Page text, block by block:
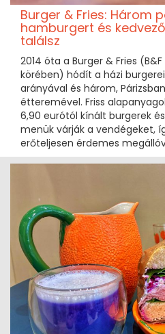
Burger & Fries: Három
hamburgert és
találsz
2014 óta a Burger & Fries
körében) hódít a házi
arányával és három,
étteremével. Friss
6,90 eurótól kínált burgerek
menük várják a vendégeket,
erőteljesen érdemes